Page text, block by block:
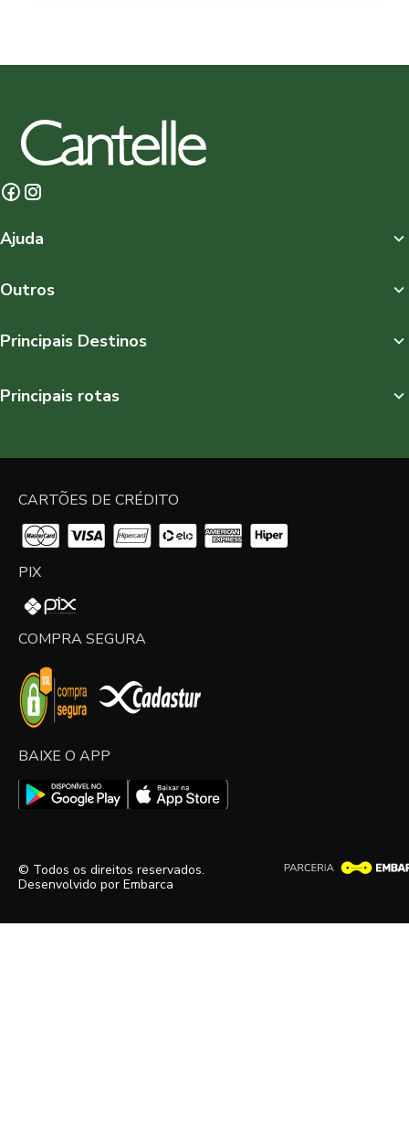
Ajuda
Outros
Principais Destinos
Principais rotas
CARTÕES DE CRÉDITO
PIX
COMPRA SEGURA
BAIXE O APP
© Todos os direitos reservados.
Desenvolvido por Embarca